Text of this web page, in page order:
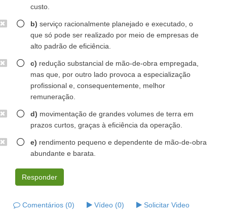
custo.
b) serviço racionalmente planejado e executado, o
que só pode ser realizado por meio de empresas de
alto padrão de eficiência.
c) redução substancial de mão-de-obra empregada,
mas que, por outro lado provoca a especialização
profissional e, consequentemente, melhor
remuneração.
d) movimentação de grandes volumes de terra em
prazos curtos, graças à eficiência da operação.
e) rendimento pequeno e dependente de mão-de-obra
abundante e barata.
Responder
Comentários (0) Vídeo (0)
Solicitar Video